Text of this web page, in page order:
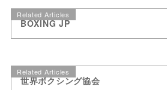
Related Articles
BOXING JP
Related Articles
世界ボクシング協会